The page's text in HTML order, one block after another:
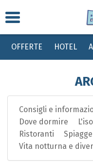
Toggle
OFFERTE HOTEL
Bambini gratis da 0 a 2 anni,
Consigli e
Dove dormire
Ristoranti
Vita notturna e